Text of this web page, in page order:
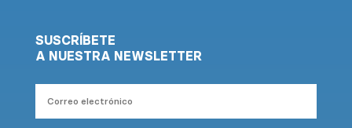
SUSCRÍBETE
A NUESTRA NEWSLETTER
electrónico